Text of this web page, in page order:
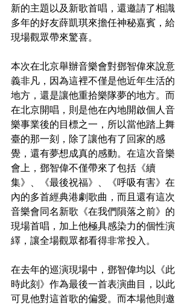
新的主題以及新歌首唱，還邀請了相識
多年的好友薛凱琪來擔任神秘嘉賓，給
現場觀眾帶來驚喜。
本次在北京舉辦音樂會對鄧智偉來說意
義非凡，因為這裡不僅是他近年生活的
地方，還是讓他重拾樂隊夢的地方。而
在北京開唱，則是他在內地開啟個人音
樂事業後的目標之一，所以當他踏上舞
臺的那一刻，除了讓他有了回家的感
覺，還有夢想成真的感動。在這次音樂
會上，鄧智偉不僅帶來了包括《續
集》、《最後祝福》、《呼吸有害》在
內的多首經典港劇歌曲，而且還有這次
音樂會同名新歌《在我們隕落之前》的
現場首唱，加上他極具感染力的個性演
繹，讓全場觀眾都看得非常投入。
在去年的巡演現場中，鄧智偉均以《此
時此刻》作為最後一首表演曲目，以此
可見他對這首歌的偏愛。而本場他則邀